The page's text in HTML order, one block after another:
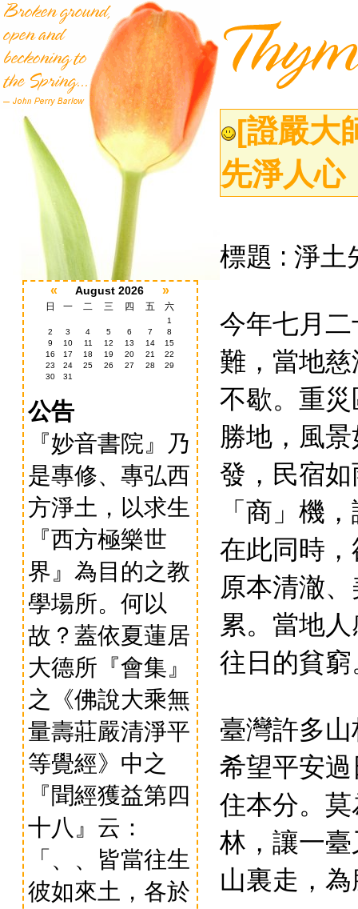
« August 2026 »
日 一 二 三 四 五 六
1
2
3 4 5 6 7
8
9
10 11 12 13 14
15
16
17 18 19 20 21
22
23
24 25 26 27 28
29
30
31
公告
『妙音書院』乃
是專修、專弘西
方淨土，以求生
『西方極樂世
界』為目的之教
學場所。何以
故？蓋依夏蓮居
大德所『會集』
之《佛說大乘無
量壽莊嚴清淨平
等覺經》中之
『聞經獲益第四
十八』云：
「、、皆當往生
彼如來土，各於
[證嚴大
先淨人心
標題 : 淨土
今年七月
難，當地
不歇。重
勝地，風
發，民宿
「商」機
在此同時
原本清澈
累。當地
往日的貧
臺灣許多
希望平安
住本分。
林，讓一
山裏走，